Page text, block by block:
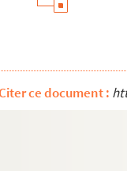
Rhin relatifs aux
ce document :